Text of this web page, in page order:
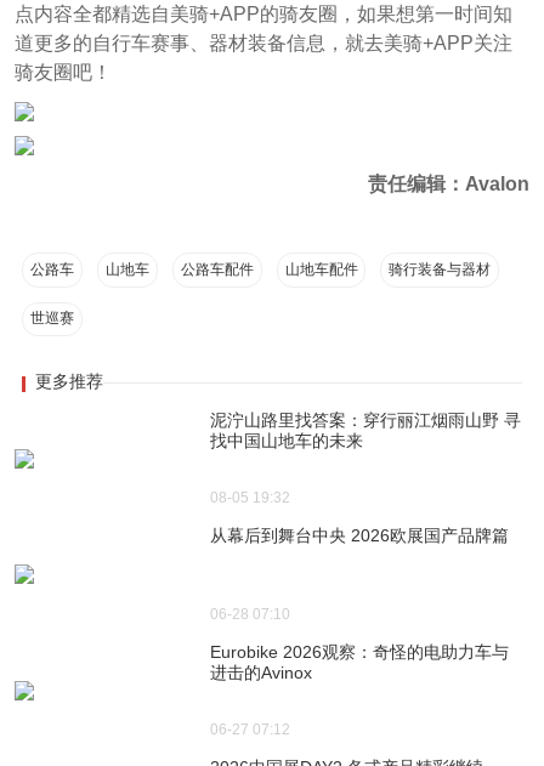
点内容全都精选自美骑+APP的骑友圈，如果想第一时间知
道更多的自行车赛事、器材装备信息，就去美骑+APP关注
骑友圈吧！
责任编辑：Avalon
公路车 山地车 公路车配件 山地车配件 骑行装备与器材
世巡赛
更多推荐
泥泞山路里找答案：穿行丽江烟雨山野 寻
找中国山地车的未来
08-05 19:32
从幕后到舞台中央 2026欧展国产品牌篇
06-28 07:10
Eurobike 2026观察：奇怪的电助力车与
进击的Avinox
06-27 07:12